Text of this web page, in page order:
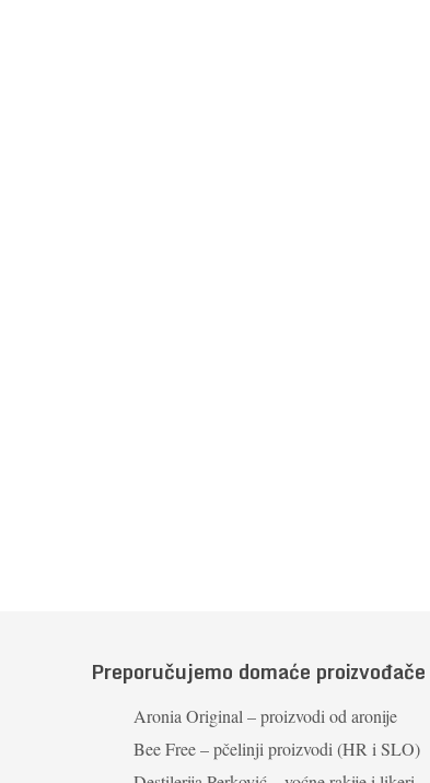
Preporučujemo domaće proizvođače
Aronia Original – proizvodi od aronije
Bee Free – pčelinji proizvodi (HR i SLO)